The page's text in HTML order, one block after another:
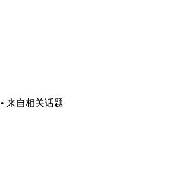
• 来自相关话题